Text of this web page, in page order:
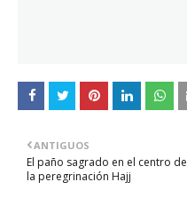
ANTIGUOS
El paño sagrado en el centro de
la peregrinación Hajj